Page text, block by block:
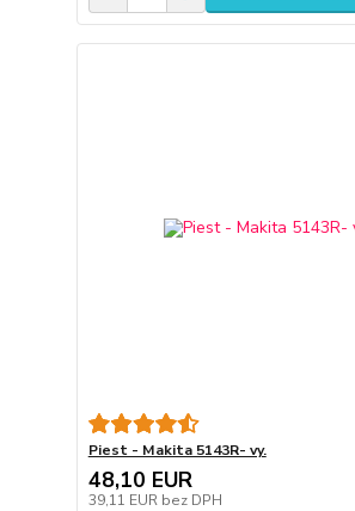
Piest - Makita 5143R- vy.
48,10 EUR
39,11 EUR bez DPH